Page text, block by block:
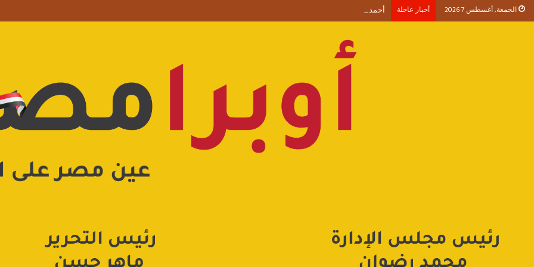
الجمعة, أغسطس 7 2026 أخبار عاجلة أحمد طنطاوي يكتب حين يصبح الوجود علامة استفهام